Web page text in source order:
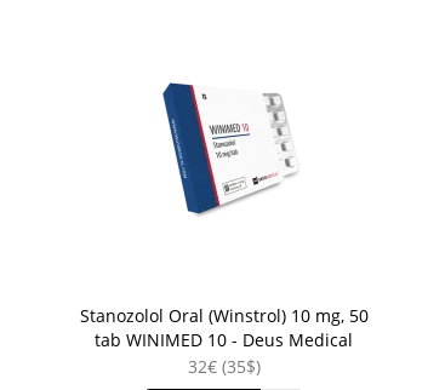
Stanozolol Oral (Winstrol) 10 mg, 50
tab WINIMED 10 - Deus Medical
32€ (35$)